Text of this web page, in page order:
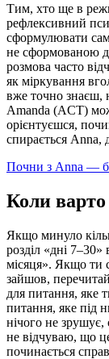
Тим, хто ще в
рефлексивний
сформулювати
не сформованою
розмова часто
як міркування
вже точно знаєш,
Amanda (ACT)
орієнтуєшся,
спирається Anna,
Почни з Anna —
Коли варто
Якщо минуло
розділ «дні
місяця». Якщо ти
зайшов,
для питання, яке
питання, яке під
нічого не
не відчуваю, що
починається